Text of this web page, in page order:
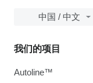
中国 / 中文
我们的项目
Autoline™